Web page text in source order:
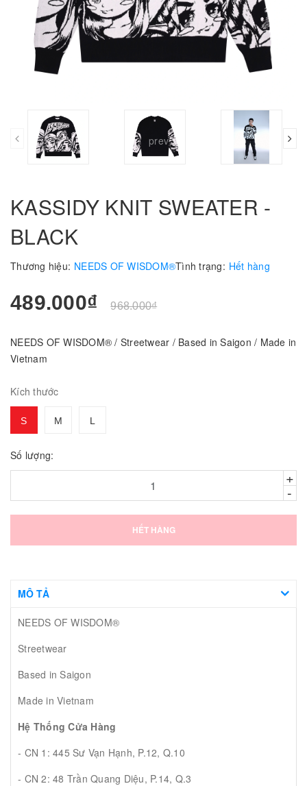
prev
KASSIDY KNIT SWEATER -
BLACK
Thương hiệu: NEEDS OF WISDOM®Tình trạng: Hết hàng
489.000₫ 968.000₫
NEEDS OF WISDOM® / Streetwear / Based in Saigon / Made in
Vietnam
Kích thước
S M L
Số lượng:
+
-
HẾT HÀNG
MÔ TẢ
NEEDS OF WISDOM®
Streetwear
Based in Saigon
Made in Vietnam
Hệ Thống Cửa Hàng
- CN 1: 445 Sư Vạn Hạnh, P.12, Q.10
- CN 2: 48 Trần Quang Diệu, P.14, Q.3